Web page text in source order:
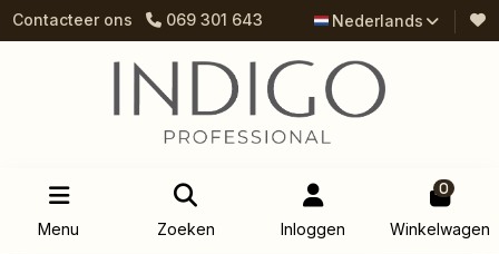
Contacteer ons 069 301 643 Nederlands
Menu Zoeken Inloggen
0
Winkelwagen